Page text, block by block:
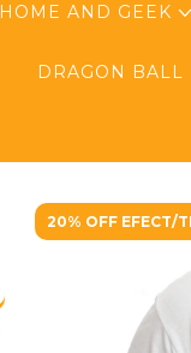
HOME AND GEEK
DRAGON BALL
20% OFF EFECT/